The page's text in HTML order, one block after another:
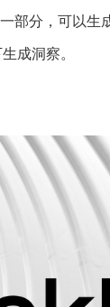
部分，可以生
成洞察。